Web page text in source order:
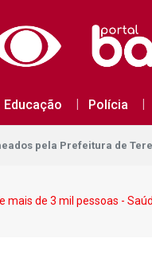
Educação Polícia
pela Prefeitura de
pela Prefeitura de
mais de 3 mil pessoas -